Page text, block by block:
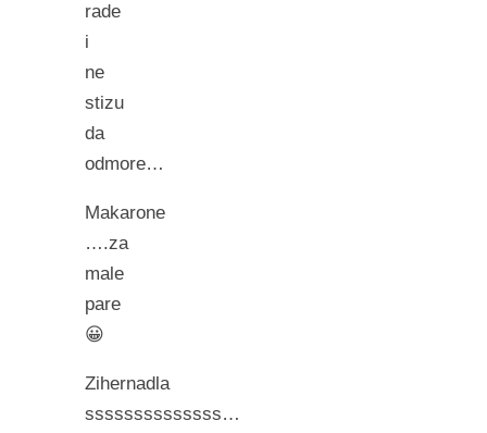
rade
i
ne
stizu
da
odmore…
Makarone
….za
male
pare
😀
Zihernadla
ssssssssssssss…